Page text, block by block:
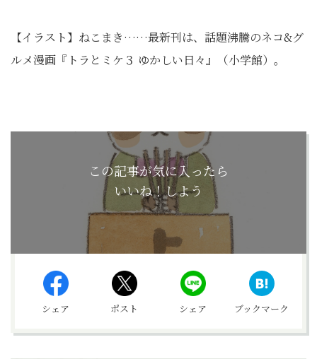
【イラスト】ねこまき……最新刊は、話題沸騰のネコ&グ
ルメ漫画『トラとミケ３ ゆかしい日々』（小学館）。
この記事が気に入ったら
いいね！しよう
シェア ポスト シェア ブックマーク